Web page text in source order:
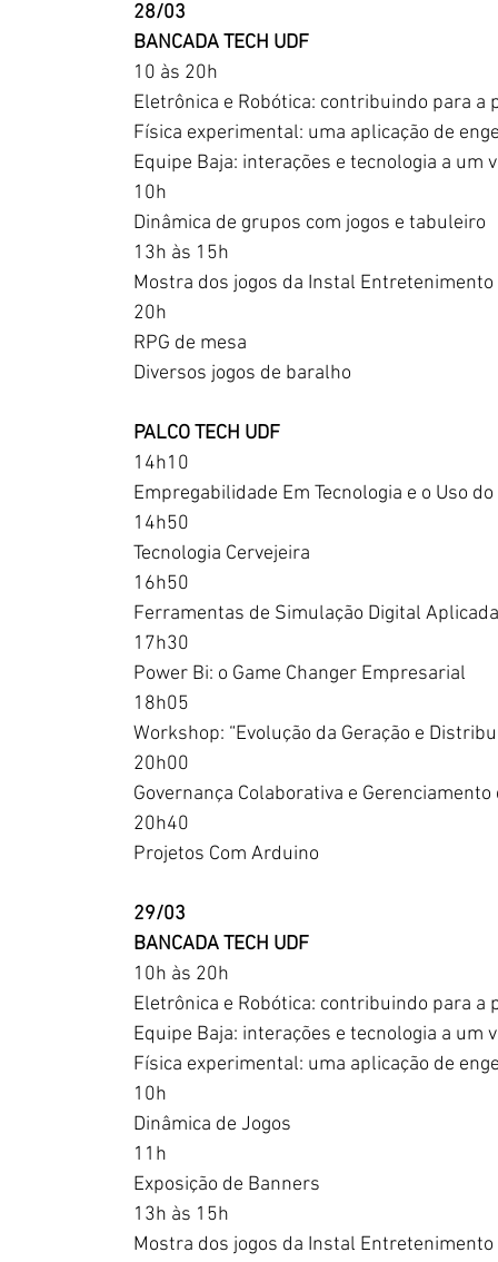
28/03
BANCADA TECH UDF
10 às 20h
Eletrônica e Robótica: contribuindo para a
Física experimental: uma aplicação de
Equipe Baja: interações e tecnologia a um
10h
Dinâmica de grupos com jogos e tabuleiro
13h às 15h
Mostra dos jogos da Instal Entretenimento
20h
RPG de mesa
Diversos jogos de baralho
PALCO TECH UDF
14h10
Empregabilidade Em Tecnologia e o Uso
14h50
Tecnologia Cervejeira
16h50
Ferramentas de Simulação Digital
17h30
Power Bi: o Game Changer Empresarial
18h05
Workshop: “Evolução da Geração e
20h00
Governança Colaborativa e
20h40
Projetos Com Arduino
29/03
BANCADA TECH UDF
10h às 20h
Eletrônica e Robótica: contribuindo para a
Equipe Baja: interações e tecnologia a um
Física experimental: uma aplicação de
10h
Dinâmica de Jogos
11h
Exposição de Banners
13h às 15h
Mostra dos jogos da Instal Entretenimento